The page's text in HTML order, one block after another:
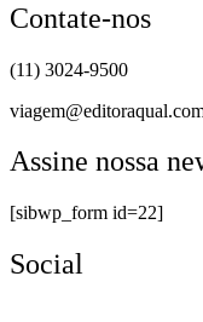
Contate-nos
(11) 3024-9500
Assine nossa
[sibwp_form id=22]
Social